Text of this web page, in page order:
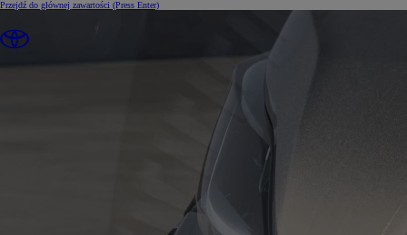
Przejdź do głównej zawartości (Press Enter)